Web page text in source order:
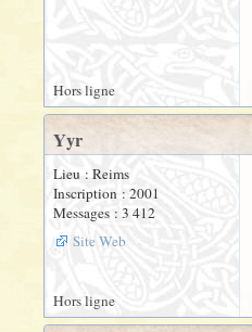
Hors ligne
Yyr
Lieu : Reims
Inscription : 2001
Messages : 3 412
Site Web
Hors ligne